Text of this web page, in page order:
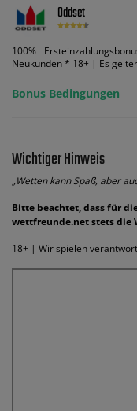
Oddset
100%
Neukunden * 18+ | Es
Bonus Bedingungen
Wichtiger Hinweis
„Wetten kann Spaß, aber
Bitte beachtet, dass für
wettfreunde.net stets die
18+ | Wir spielen